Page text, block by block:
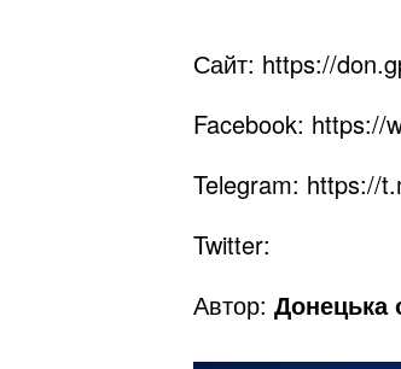
Сайт: https://
Facebook: https://
Telegram: https://
Twitter:
Автор: Донецька